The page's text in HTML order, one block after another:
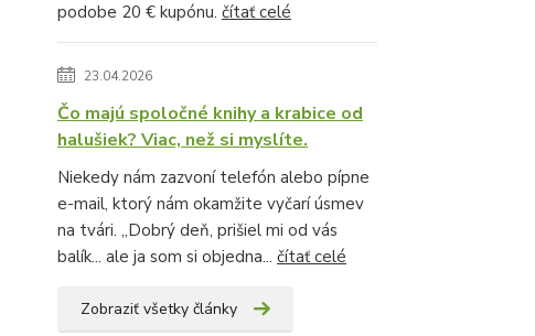
podobe 20 € kupónu. čítať celé
23.04.2026
Čo majú spoločné knihy a krabice od
halušiek? Viac, než si myslíte.
Niekedy nám zazvoní telefón alebo pípne
e-mail, ktorý nám okamžite vyčarí úsmev
na tvári. „Dobrý deň, prišiel mi od vás
balík... ale ja som si objedna... čítať celé
Zobraziť všetky články